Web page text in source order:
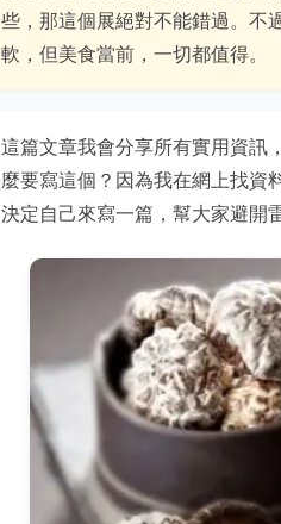
些，那這個展絕對不能錯過。不
軟，但美食當前，一切都值得。
這篇文章我會分享所有實用資訊
麼要寫這個？因為我在網上找資
決定自己來寫一篇，幫大家避開雷